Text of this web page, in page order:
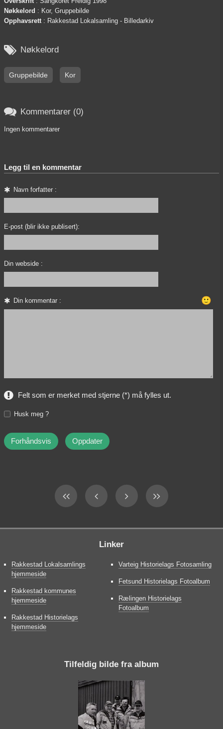
Nøkkelord : Kor, Gruppebilde
Opphavsrett : Rakkestad Lokalsamling - Billedarkiv
 Nøkkelord
Gruppebilde Kor
 Kommentarer (0)
Ingen kommentarer
Legg til en kommentar
Navn forfatter :
E-post (blir ikke publisert):
Din webside :
Din kommentar : 🙂
Felt som er merket med stjerne (*) må fylles ut.
Husk meg ?
Linker
Rakkestad Lokalsamlings
hjemmeside
Rakkestad kommunes
hjemmeside
Rakkestad Historielags
hjemmeside
Varteig Historielags Fotosamling
Fetsund Historielags Fotoalbum
Rælingen Historielags
Fotoalbum
Tilfeldig bilde fra album